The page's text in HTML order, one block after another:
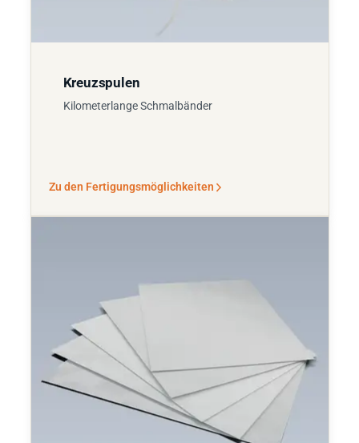
Kreuzspulen
Kilometerlange Schmalbänder
Zu den Fertigungsmöglichkeiten